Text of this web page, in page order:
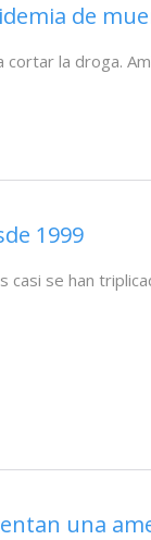
de
la droga.
1999
se han
una